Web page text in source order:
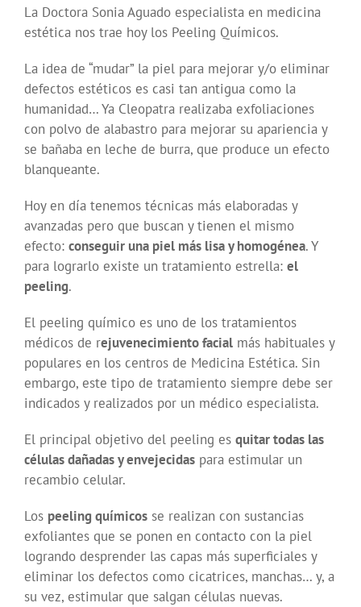
La Doctora Sonia Aguado especialista en medicina
estética nos trae hoy los Peeling Químicos.
La idea de “mudar” la piel para mejorar y/o eliminar
defectos estéticos es casi tan antigua como la
humanidad… Ya Cleopatra realizaba exfoliaciones
con polvo de alabastro para mejorar su apariencia y
se bañaba en leche de burra, que produce un efecto
blanqueante.
Hoy en día tenemos técnicas más elaboradas y
avanzadas pero que buscan y tienen el mismo
efecto: conseguir una piel más lisa y homogénea. Y
para lograrlo existe un tratamiento estrella: el
peeling.
El peeling químico es uno de los tratamientos
médicos de rejuvenecimiento facial más habituales y
populares en los centros de Medicina Estética. Sin
embargo, este tipo de tratamiento siempre debe ser
indicados y realizados por un médico especialista.
El principal objetivo del peeling es quitar todas las
células dañadas y envejecidas para estimular un
recambio celular.
Los peeling químicos se realizan con sustancias
exfoliantes que se ponen en contacto con la piel
logrando desprender las capas más superficiales y
eliminar los defectos como cicatrices, manchas… y, a
su vez, estimular que salgan células nuevas.